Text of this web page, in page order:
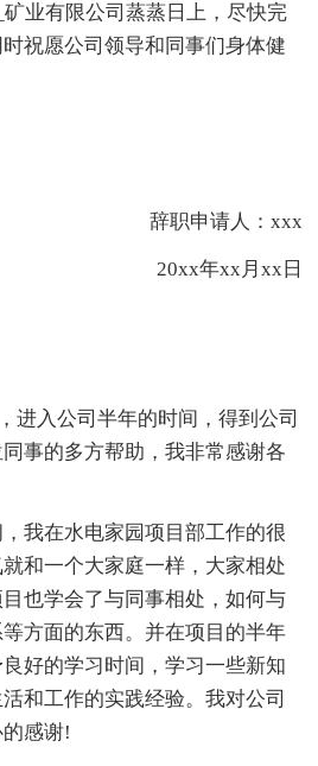
业有限公司蒸蒸日上，尽快完
祝愿公司领导和同事们身体健
辞职申请人：xxx
20xx年xx月xx日
进入公司半年的时间，得到公司
事的多方帮助，我非常感谢各
我在水电家园项目部工作的很
和一个大家庭一样，大家相处
也学会了与同事相处，如何与
方面的东西。并在项目的半年
好的学习时间，学习一些新知
和工作的实践经验。我对公司
感谢!